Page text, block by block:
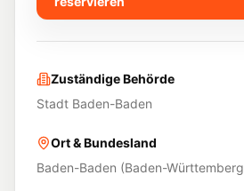
Zuständige Behörde
Stadt Baden-Baden
Ort & Bundesland
Baden-Baden (Baden-Württemberg